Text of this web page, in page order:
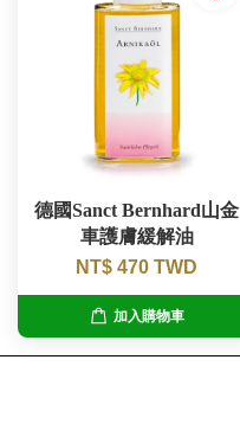
德國Sanct Bernhard山金
車護膚緩解油
NT$ 470 TWD
加入購物車